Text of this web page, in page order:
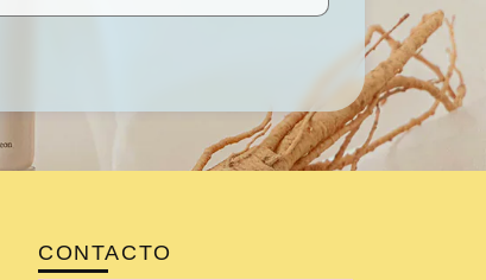
CONTACTO